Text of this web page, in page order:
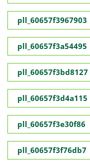
pll_60657f3967903
pll_60657f3a54495
pll_60657f3bd8127
pll_60657f3d4a115
pll_60657f3e30f86
pll_60657f3f76db7